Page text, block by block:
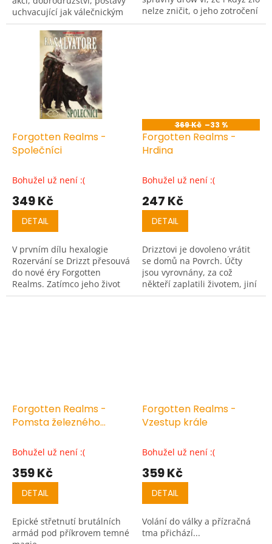
uchvacující jak válečnickým
duchem, tak hlubokým
soucitem, a taky pěknou
řádku...
nelze zničit, o jeho zotročení
nikdo nic neříkal!
Forgotten Realms -
Společníci
Bohužel už není :(
349 Kč
DETAIL
V prvním dílu hexalogie
Rozervání se Drizzt přesouvá
do nové éry Forgotten
Realms. Zatímco jeho život
visí na vlásku, přemýšlí
369 Kč –33 %
Forgotten Realms -
Hrdina
Bohužel už není :(
247 Kč
DETAIL
Drizztovi je dovoleno vrátit
se domů na Povrch. Účty
jsou vyrovnány, za což
někteří zaplatili životem, jiní
však žijí dál. A osamělému
Forgotten Realms -
Pomsta železného
Bohužel už není :(
359 Kč
DETAIL
Epické střetnutí brutálních
armád pod příkrovem temné
Forgotten Realms -
Vzestup krále
Bohužel už není :(
359 Kč
DETAIL
Volání do války a přízračná
tma přichází...